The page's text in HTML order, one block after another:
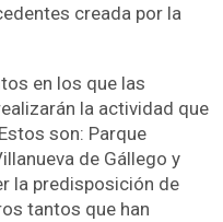
creada por la
en los que las
la actividad que
son: Parque
de Gállego y
la predisposición de
tantos que han